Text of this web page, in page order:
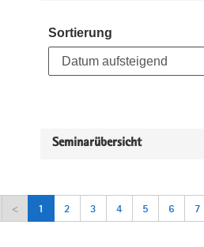
Sortierung
Seminarübersicht
< 1 2 3 4 5 6 7